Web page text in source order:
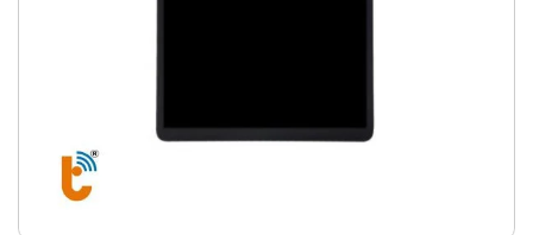
Pin Realme